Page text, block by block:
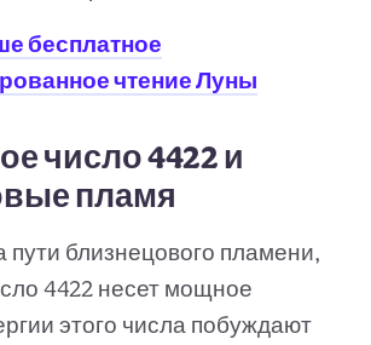
бесплатное
чтение Луны
число 4422 и
пламя
пути близнецового пламени,
4422 несет мощное
этого числа побуждают